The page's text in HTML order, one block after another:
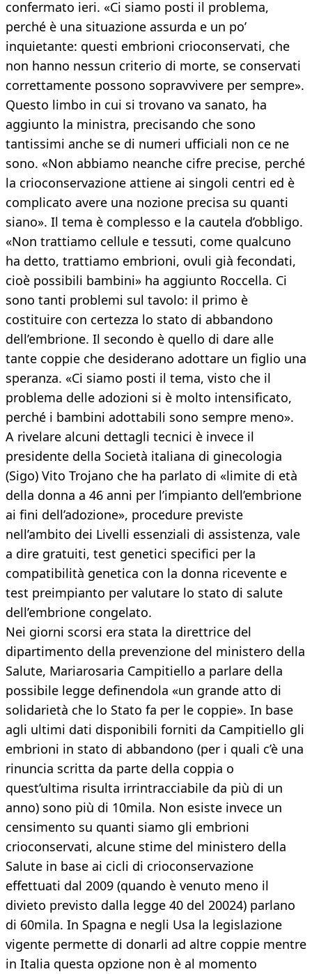
confermato ieri. «Ci siamo posti il problema,
perché è una situazione assurda e un po’
inquietante: questi embrioni crioconservati, che
non hanno nessun criterio di morte, se conservati
correttamente possono sopravvivere per sempre».
Questo limbo in cui si trovano va sanato, ha
aggiunto la ministra, precisando che sono
tantissimi anche se di numeri ufficiali non ce ne
sono. «Non abbiamo neanche cifre precise, perché
la crioconservazione attiene ai singoli centri ed è
complicato avere una nozione precisa su quanti
siano». Il tema è complesso e la cautela d’obbligo.
«Non trattiamo cellule e tessuti, come qualcuno
ha detto, trattiamo embrioni, ovuli già fecondati,
cioè possibili bambini» ha aggiunto Roccella. Ci
sono tanti problemi sul tavolo: il primo è
costituire con certezza lo stato di abbandono
dell’embrione. Il secondo è quello di dare alle
tante coppie che desiderano adottare un figlio una
speranza. «Ci siamo posti il tema, visto che il
problema delle adozioni si è molto intensificato,
perché i bambini adottabili sono sempre meno».
A rivelare alcuni dettagli tecnici è invece il
presidente della Società italiana di ginecologia
(Sigo) Vito Trojano che ha parlato di «limite di età
della donna a 46 anni per l’impianto dell’embrione
ai fini dell’adozione», procedure previste
nell’ambito dei Livelli essenziali di assistenza, vale
a dire gratuiti, test genetici specifici per la
compatibilità genetica con la donna ricevente e
test preimpianto per valutare lo stato di salute
dell’embrione congelato.
Nei giorni scorsi era stata la direttrice del
dipartimento della prevenzione del ministero della
Salute, Mariarosaria Campitiello a parlare della
possibile legge definendola «un grande atto di
solidarietà che lo Stato fa per le coppie». In base
agli ultimi dati disponibili forniti da Campitiello gli
embrioni in stato di abbandono (per i quali c’è una
rinuncia scritta da parte della coppia o
quest’ultima risulta irrintracciabile da più di un
anno) sono più di 10mila. Non esiste invece un
censimento su quanti siamo gli embrioni
crioconservati, alcune stime del ministero della
Salute in base ai cicli di crioconservazione
effettuati dal 2009 (quando è venuto meno il
divieto previsto dalla legge 40 del 20024) parlano
di 60mila. In Spagna e negli Usa la legislazione
vigente permette di donarli ad altre coppie mentre
in Italia questa opzione non è al momento